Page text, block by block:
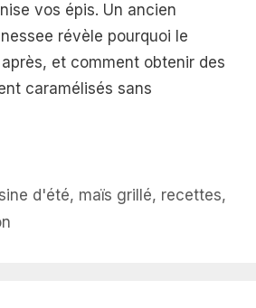
vos épis. Un ancien
révèle pourquoi le
et comment obtenir des
caramélisés sans
d'été, maïs grillé, recettes,